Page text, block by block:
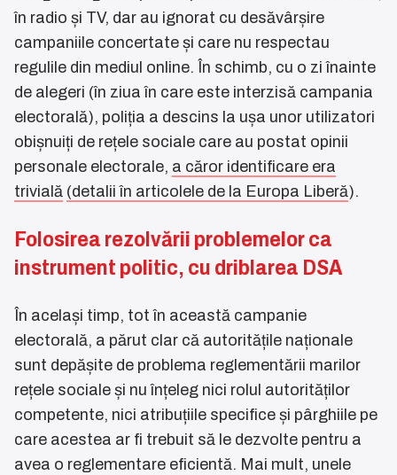
în radio și TV, dar au ignorat cu desăvârșire
campaniile concertate și care nu respectau
regulile din mediul online. În schimb, cu o zi înainte
de alegeri (în ziua în care este interzisă campania
electorală), poliția a descins la ușa unor utilizatori
obișnuiți de rețele sociale care au postat opinii
personale electorale, a căror identificare era
trivială (detalii în articolele de la Europa Liberă).
Folosirea rezolvării problemelor ca
instrument politic, cu driblarea DSA
În același timp, tot în această campanie
electorală, a părut clar că autoritățile naționale
sunt depășite de problema reglementării marilor
rețele sociale și nu înțeleg nici rolul autorităților
competente, nici atribuțiile specifice și pârghiile pe
care acestea ar fi trebuit să le dezvolte pentru a
avea o reglementare eficientă. Mai mult, unele